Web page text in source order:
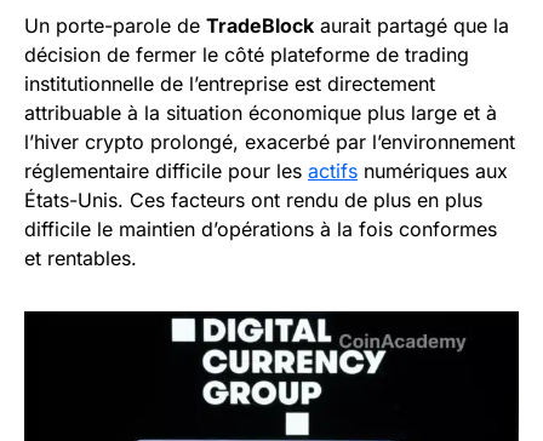
Un porte-parole de TradeBlock aurait partagé que la
décision de fermer le côté plateforme de trading
institutionnelle de l’entreprise est directement
attribuable à la situation économique plus large et à
l’hiver crypto prolongé, exacerbé par l’environnement
réglementaire difficile pour les actifs numériques aux
États-Unis. Ces facteurs ont rendu de plus en plus
difficile le maintien d’opérations à la fois conformes
et rentables.